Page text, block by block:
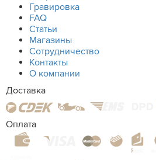
Гравировка
FAQ
Статьи
Магазины
Сотрудничество
Контакты
О компании
Доставка
Оплата